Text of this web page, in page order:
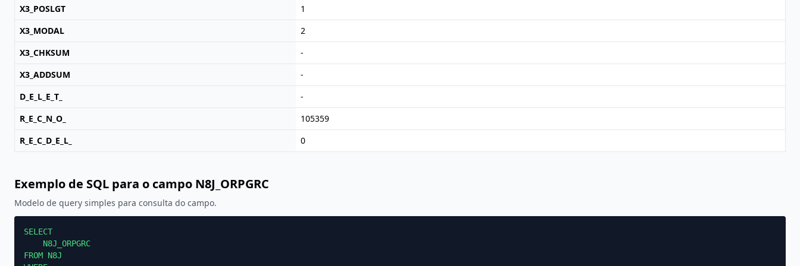
X3_POSLGT
1
X3_MODAL
2
X3_CHKSUM
-
X3_ADDSUM
-
D_E_L_E_T_
-
R_E_C_N_O_
105359
R_E_C_D_E_L_
0
Exemplo de SQL para o campo N8J_ORPGRC
Modelo de query simples para consulta do campo.
SELECT
    N8J_ORPGRC
FROM N8J